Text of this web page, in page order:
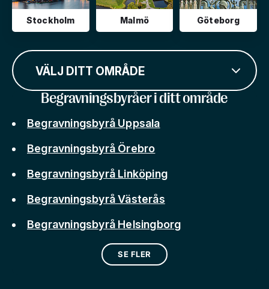
Stockholm Malmö Göteborg
VÄLJ DITT OMRÅDE
Begravningsbyråer i ditt område
Begravningsbyrå Uppsala
Begravningsbyrå Örebro
Begravningsbyrå Linköping
Begravningsbyrå Västerås
Begravningsbyrå Helsingborg
SE FLER